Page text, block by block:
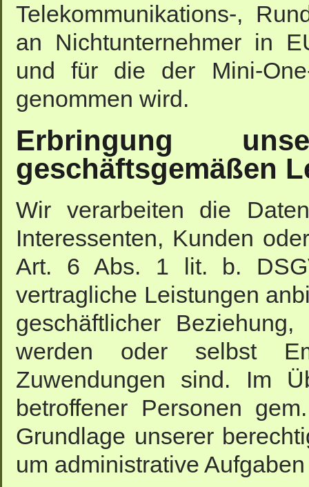
Telekommunikations-,
an Nichtunternehmer in
und für die der Mini-
genommen wird.
Erbringung
geschäftsgemäßen
Wir verarbeiten die
Interessenten, Kunden
Art. 6 Abs. 1 lit. b.
vertragliche Leistungen
geschäftlicher
werden oder selbst
Zuwendungen sind. Im
betroffener Personen
Grundlage unserer
um administrative